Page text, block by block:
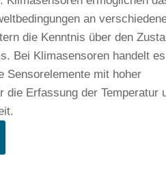
an
die Kenntnis über den
Bei Klimasensoren handelt es
Sensorelemente mit hoher
die Erfassung der Temperatur